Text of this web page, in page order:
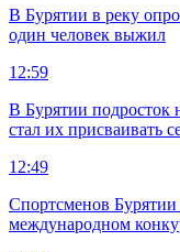
В Бурятии в реку
один человек выжил
12:59
В Бурятии подросток
стал их присваивать
12:49
Спортсменов
международном